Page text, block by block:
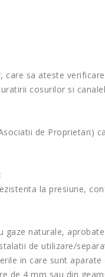
sa ateste
cosurilor si
de Proprietari)
la presiune,
naturale,
de utilizare/
in care sunt
de 4 mm sau din